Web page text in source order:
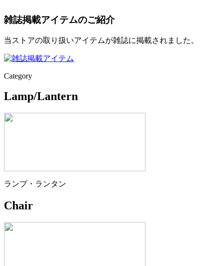
雑誌掲載アイテムのご紹介
当ストアの取り扱いアイテムが雑誌に掲載されました。
Category
Lamp/Lantern
ランプ・ランタン
Chair